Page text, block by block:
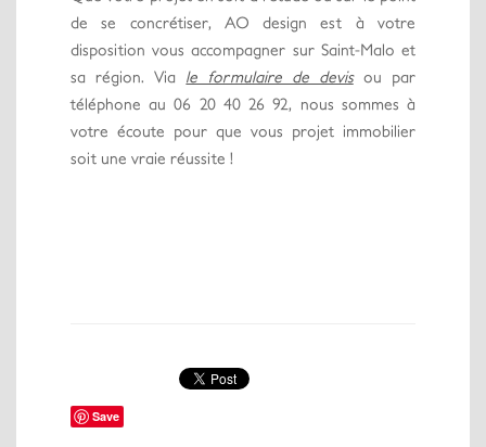
de se concrétiser, AO design est à votre
disposition vous accompagner sur Saint-Malo et
sa région. Via le formulaire de devisou par
téléphone au 06 20 40 26 92, nous sommes à
votre écoute pour que vous projet immobilier
soit une vraie réussite !
Save